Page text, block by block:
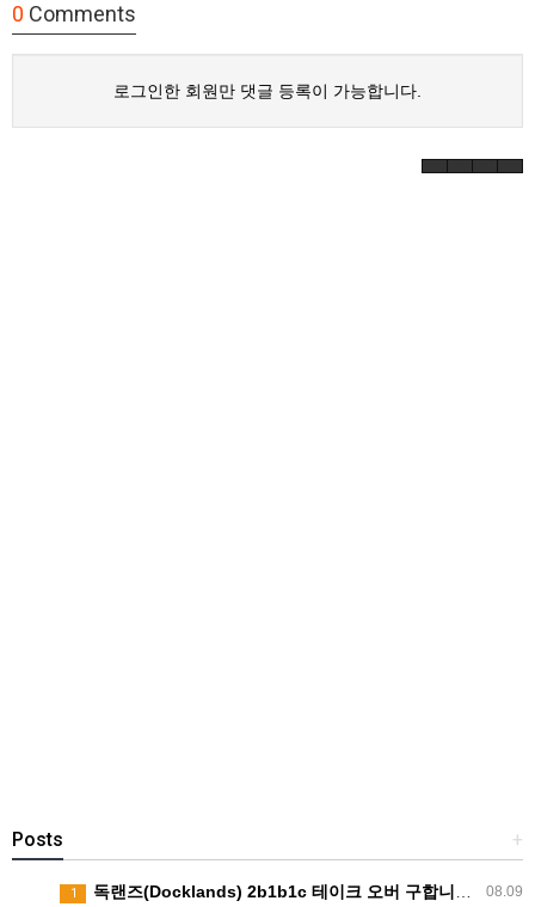
0 Comments
로그인한 회원만 댓글 등록이 가능합니다.
+
Posts
08.09
1 독랜즈(Docklands) 2b1b1c 테이크 오버 구합니다! 1인독방 8월말 입주가능